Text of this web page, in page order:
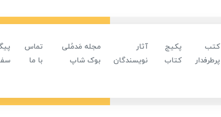
کتب
پرطرفدار
پکیج
کتاب
آثار
نویسندگان
مجله مَدمُلی
بوک شاپ
تماس
با ما